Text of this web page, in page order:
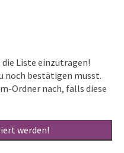
Liste einzutragen!
noch bestätigen musst.
Ordner nach, falls diese
byOutstandingthemes